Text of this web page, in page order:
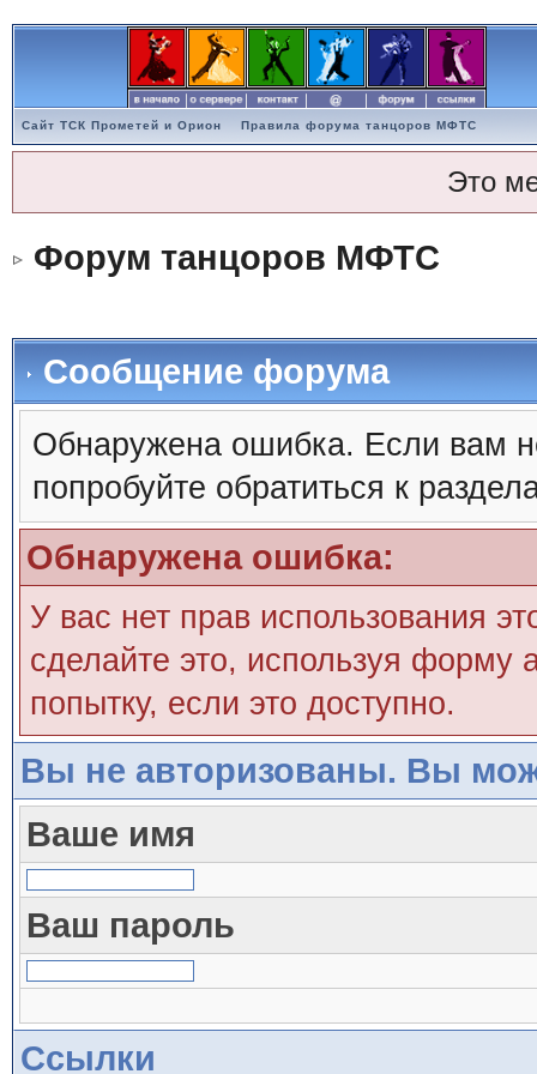
Сайт ТСК Прометей и Орион Правила форума танцоров МФТС
Это
Форум танцоров МФТС
Сообщение форума
Обнаружена ошибка. Если вам
попробуйте обратиться к
Обнаружена ошибка:
У вас нет прав использования
сделайте это, используя форму
попытку, если это доступно.
Вы не авторизованы. Вы
Ваше имя
Ваш пароль
Ссылки